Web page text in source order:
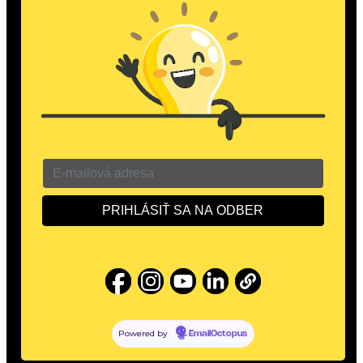
automatizácie, núdzového osvetlenia, sme tu pre Vás.
Správa
GDPR
Súhlasím so spracovaním osobných údajov
môžete kedykoľvek odvolať.
Powered by EmailOctopus